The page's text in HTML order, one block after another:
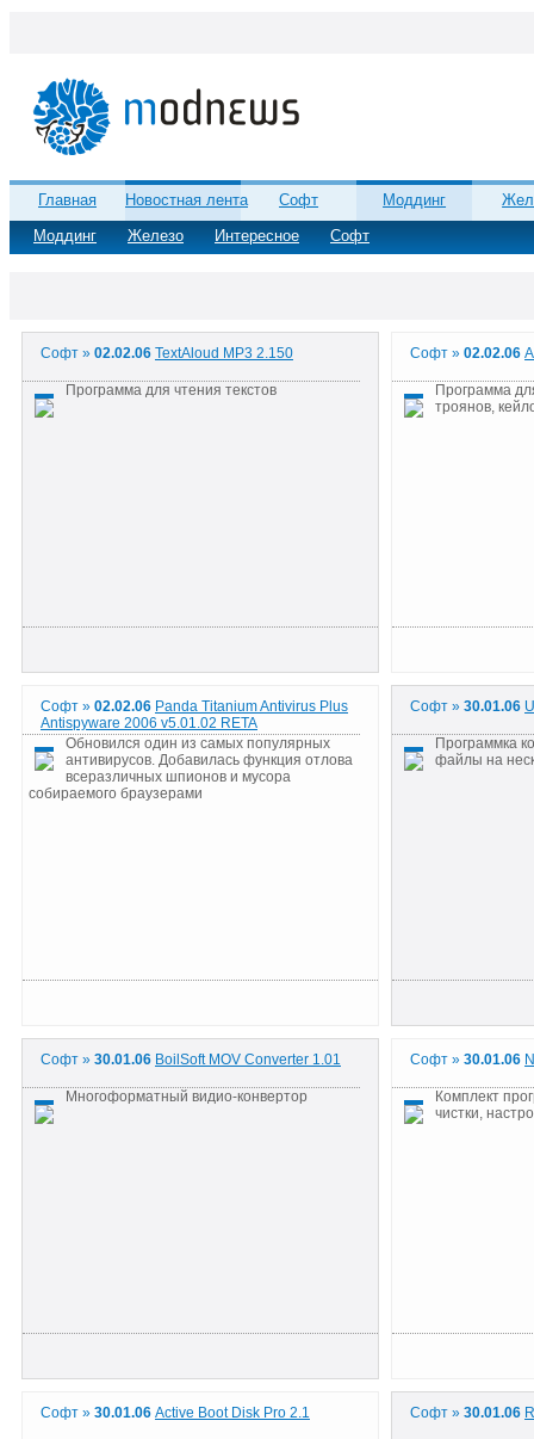
Главная
Новостная лента
Моддинг
Железо Интересное Софт
Софт Моддинг
Софт » 02.02.06 TextAloud MP3 2.150
Программа для чтения текстов
Софт » 02.02.06
Программа
троянов,
Софт » 02.02.06 Panda Titanium Antivirus Plus
Antispyware 2006 v5.01.02 RETA
Обновился один из самых популярных
антивирусов. Добавилась функция отлова
всеразличных шпионов и мусора
собираемого браузерами
Софт » 30.01.06
Программка
файлы на
Софт » 30.01.06 BoilSoft MOV Converter 1.01
Многоформатный видио-конвертор
Софт » 30.01.06
Комплект
чистки,
Софт » 30.01.06 Active Boot Disk Pro 2.1 Софт » 30.01.06